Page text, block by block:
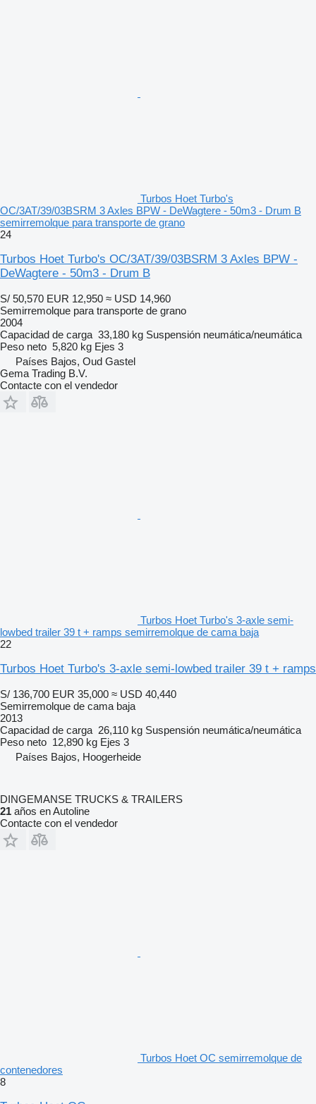
Turbos Hoet Turbo's
OC/3AT/39/03BSRM 3 Axles BPW - DeWagtere - 50m3 - Drum B
semirremolque para transporte de grano
24
Turbos Hoet Turbo's OC/3AT/39/03BSRM 3 Axles BPW -
DeWagtere - 50m3 - Drum B
S/ 50,570 EUR 12,950 ≈ USD 14,960
Semirremolque para transporte de grano
2004
Capacidad de carga 33,180 kg Suspensión neumática/neumática
Peso neto 5,820 kg Ejes 3
Países Bajos, Oud Gastel
Gema Trading B.V.
Contacte con el vendedor
Turbos Hoet Turbo's 3-axle semi-
lowbed trailer 39 t + ramps semirremolque de cama baja
22
Turbos Hoet Turbo's 3-axle semi-lowbed trailer 39 t + ramps
S/ 136,700 EUR 35,000 ≈ USD 40,440
Semirremolque de cama baja
2013
Capacidad de carga 26,110 kg Suspensión neumática/neumática
Peso neto 12,890 kg Ejes 3
Países Bajos, Hoogerheide
DINGEMANSE TRUCKS & TRAILERS
21 años en Autoline
Contacte con el vendedor
Turbos Hoet OC semirremolque de
contenedores
8